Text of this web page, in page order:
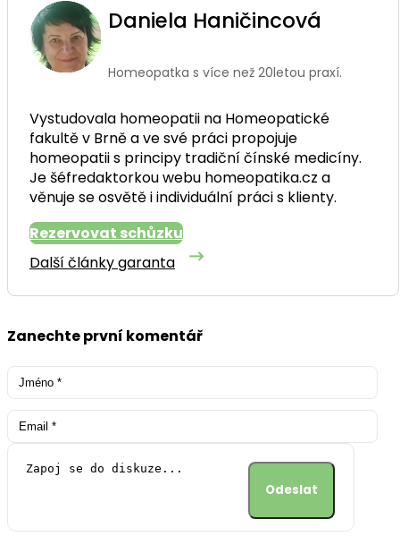
Daniela Haničincová
Homeopatka s více než 20letou praxí.
Vystudovala homeopatii na Homeopatické
fakultě v Brně a ve své práci propojuje
homeopatii s principy tradiční čínské medicíny.
Je šéfredaktorkou webu homeopatika.cz a
věnuje se osvětě i individuální práci s klienty.
Rezervovat schůzku
Další články garanta
Zanechte první komentář